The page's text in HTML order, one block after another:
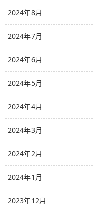
2024年8月
2024年7月
2024年6月
2024年5月
2024年4月
2024年3月
2024年2月
2024年1月
2023年12月